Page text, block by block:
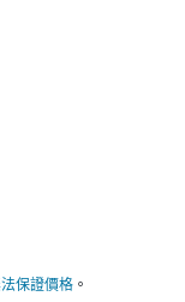
保證價格 。